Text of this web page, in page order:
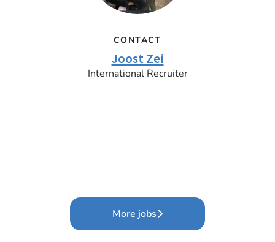
CONTACT
Joost Zei
International Recruiter
More jobs